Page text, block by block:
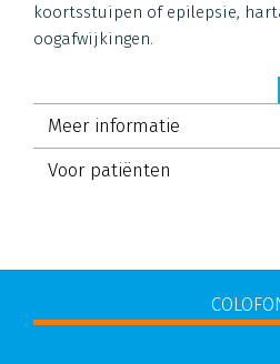
koortsstuipen of epilepsie,
oogafwijkingen.
Meer informatie
Voor patiënten